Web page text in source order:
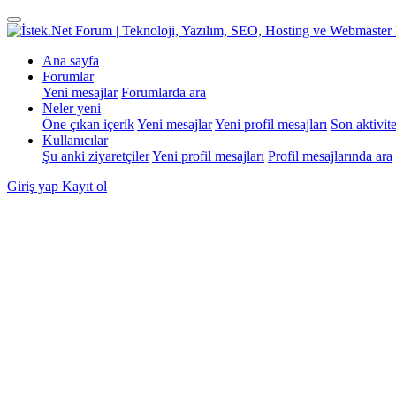
Ana sayfa
Forumlar
Yeni mesajlar Forumlarda ara
Neler yeni
Öne çıkan içerikYeni mesajlarYeni profil mesajları Son
Kullanıcılar
Şu anki ziyaretçilerYeni profil mesajları Profil mesajlarında ara
Giriş yap Kayıt ol